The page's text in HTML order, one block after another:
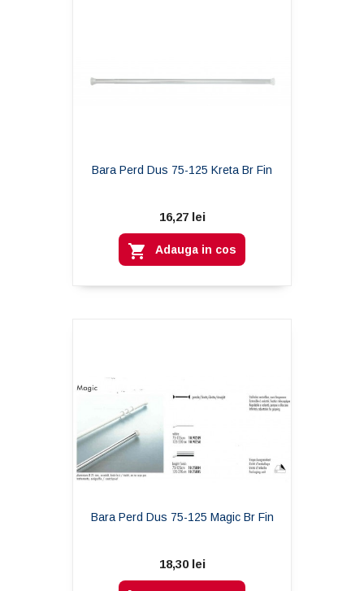
Bara Perd Dus 75-125 Kreta Br Fin
16,27 lei
 Adauga in cos
Bara Perd Dus 75-125 Magic Br Fin
18,30 lei